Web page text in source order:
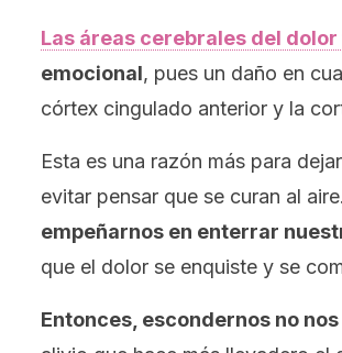
Las áreas cerebrales del
emocional, pues un daño en
córtex cingulado anterior y la
Esta es una razón más para
evitar pensar que se curan al aire.
empeñarnos en enterrar
que el dolor se enquiste y se
Entonces, escondernos no